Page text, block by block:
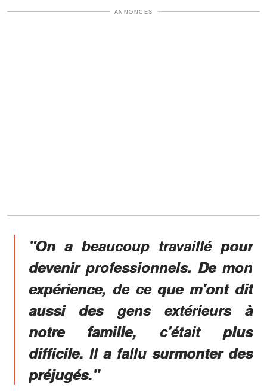
ANNONCES
"On a beaucoup travaillé pour
devenir professionnels. De mon
expérience, de ce que m'ont dit
aussi des gens extérieurs à
notre famille, c'était plus
difficile. Il a fallu surmonter des
préjugés."